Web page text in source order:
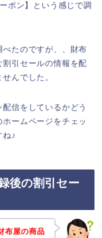
ポン】という感じで調
たのですが、、財布
引セールの情報を配
んでした。
信をしているかどう
ームページをチェッ
ね♪
後の割引セー
布屋の商品